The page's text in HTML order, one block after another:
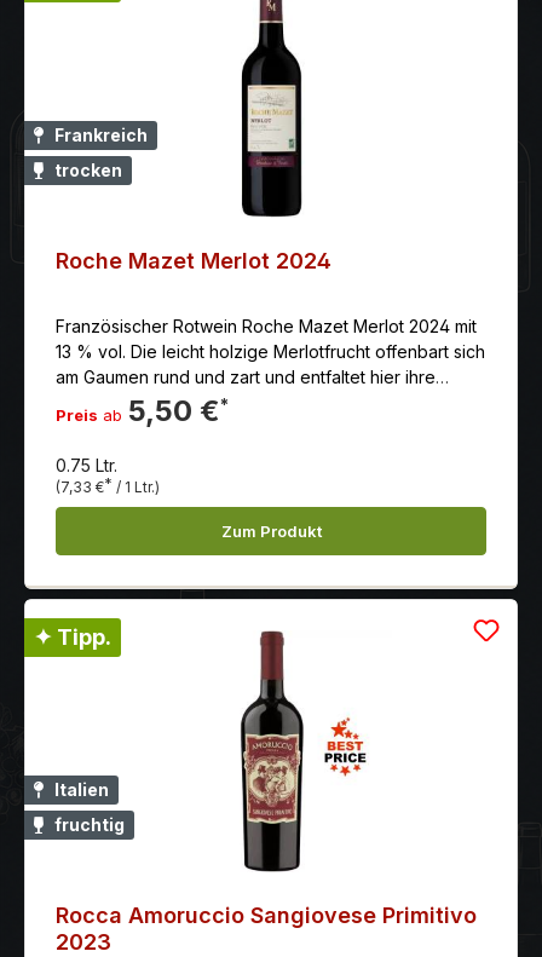
Blanc, Syrah rosé, Merlot und Cabernet Sauvignon,
sowie einCôteaux du Languedoc AOC. Güteklasse:
VDP OcCharakter: Dunkelrote Farbe wilde Früchte mit
Noten von Marmelade, samtig,geschmeidig mit
geschmolzenen Tanninen Temperatur: 16-18°C
Auszeichnung: Concours Mondial, Medaille d´Argent
Frankreich
trocken
Roche Mazet Merlot 2024
Französischer Rotwein Roche Mazet Merlot 2024 mit
13 % vol. Die leicht holzige Merlotfrucht offenbart sich
am Gaumen rund und zart und entfaltet hier ihre
ganze Fülle. Am Gaumen werden die Aromen roter
Früchte von würzigen und schokoladigen Noten
Tanninen.
Preis ab 5,50 €*
0.75 Ltr.
(7,33 €* / 1 Ltr.)
Zum Produkt
✦ Tipp.
Italien
fruchtig
Rocca Amoruccio Sangiovese Primitivo
2023